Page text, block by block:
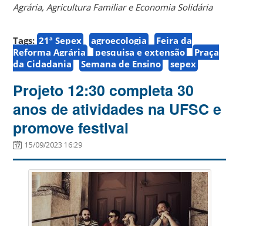
Agrária, Agricultura Familiar e Economia Solidária
Tags: 21ª Sepex agroecologia
Feira da
Reforma Agrária
pesquisa e extensão
Praça
da Cidadania
Semana de Ensino sepex
Projeto 12:30 completa 30
anos de atividades na UFSC e
promove festival
15/09/2023 16:29